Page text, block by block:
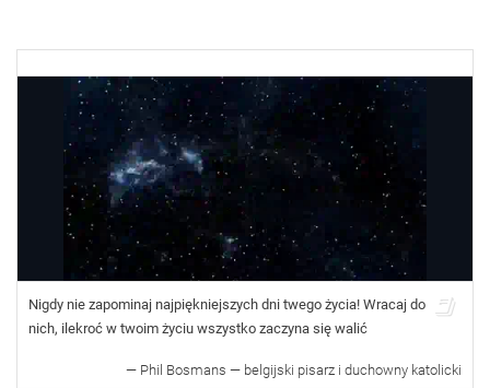
Nigdy nie zapominaj najpiękniejszych dni twego życia! Wracaj do
nich, ilekroć w twoim życiu wszystko zaczyna się walić
— Phil Bosmans — belgijski pisarz i duchowny katolicki